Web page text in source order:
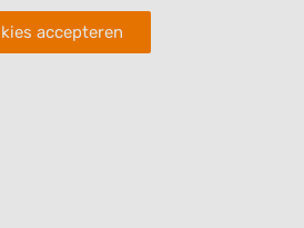
accepteren